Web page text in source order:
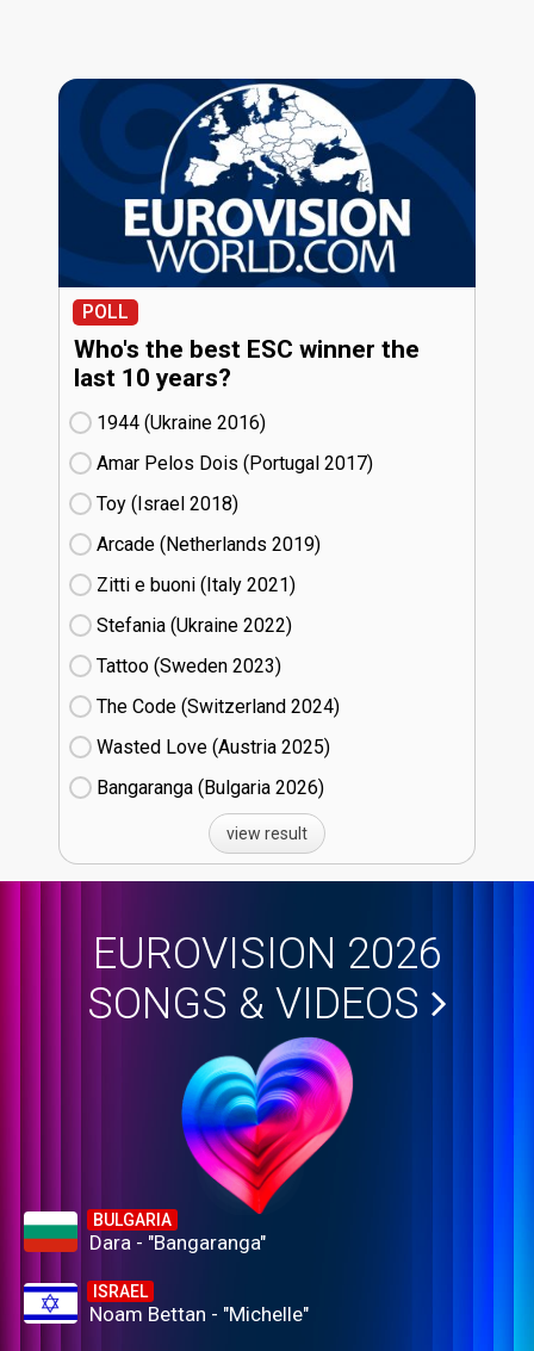
POLL
Who's the best ESC winner the
last 10 years?
1944 (Ukraine
16)
Amar Pelos Dois (Portugal
17)
Toy (Israel
18)
Arcade (Netherlands
19)
Zitti e buoni​ (Italy
21)
Stefania (Ukraine
22)
Tattoo (Sweden
23)
The Code (Switzerland
24)
Wasted Love (Austria
25)
Bangaranga (Bulgaria
26)
view result
EUROVISION 2026
SONGS & VIDEOS
BULGARIA
Dara - "Bangaranga"
ISRAEL
Noam Bettan - "Michelle"